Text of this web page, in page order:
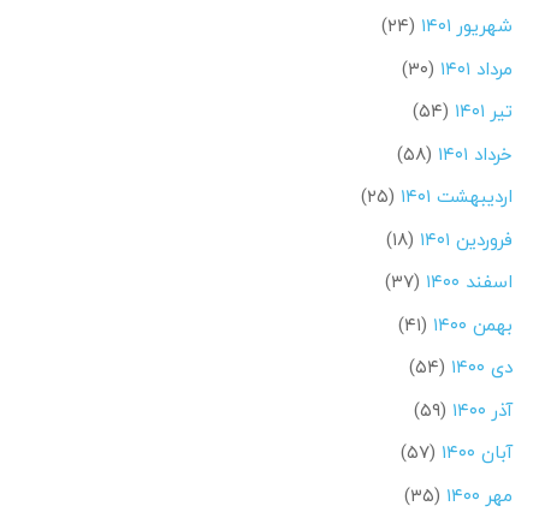
شهریور ۱۴۰۱
(۲۴)
مرداد ۱۴۰۱
(۳۰)
تیر ۱۴۰۱
(۵۴)
خرداد ۱۴۰۱
(۵۸)
اردیبهشت ۱۴۰۱
(۲۵)
فروردین ۱۴۰۱
(۱۸)
اسفند ۱۴۰۰
(۳۷)
بهمن ۱۴۰۰
(۴۱)
دی ۱۴۰۰
(۵۴)
آذر ۱۴۰۰
(۵۹)
آبان ۱۴۰۰
(۵۷)
مهر ۱۴۰۰
(۳۵)